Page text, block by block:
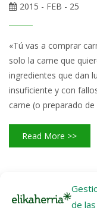
de
2015 - FEB - 25
«Tú vas a comprar
solo la carne que
ingredientes que dan
insuficiente y con
carne (o preparado
Read More >>